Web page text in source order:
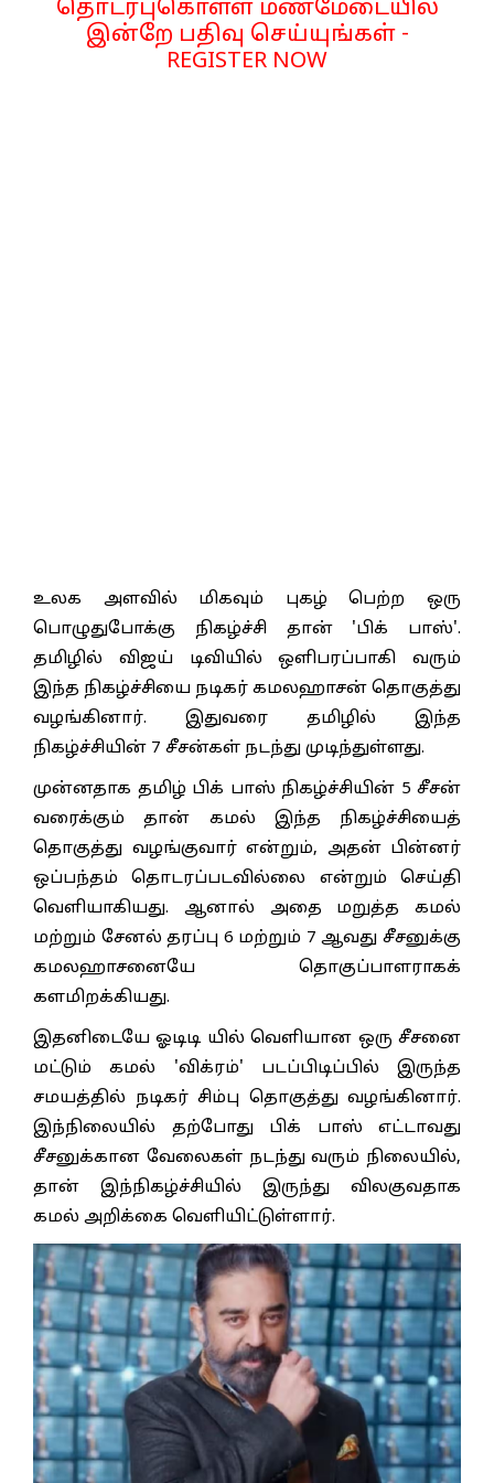
தொடர்புகொள்ள மணமேடையில்
இன்றே பதிவு செய்யுங்கள் -
REGISTER NOW
உலக அளவில் மிகவும் புகழ் பெற்ற ஒரு
பொழுதுபோக்கு நிகழ்ச்சி தான் 'பிக் பாஸ்'.
தமிழில் விஜய் டிவியில் ஒளிபரப்பாகி வரும்
இந்த நிகழ்ச்சியை நடிகர் கமலஹாசன் தொகுத்து
வழங்கினார். இதுவரை தமிழில் இந்த
நிகழ்ச்சியின் 7 சீசன்கள் நடந்து முடிந்துள்ளது.
முன்னதாக தமிழ் பிக் பாஸ் நிகழ்ச்சியின் 5 சீசன்
வரைக்கும் தான் கமல் இந்த நிகழ்ச்சியைத்
தொகுத்து வழங்குவார் என்றும், அதன் பின்னர்
ஒப்பந்தம் தொடரப்படவில்லை என்றும் செய்தி
வெளியாகியது. ஆனால் அதை மறுத்த கமல்
மற்றும் சேனல் தரப்பு 6 மற்றும் 7 ஆவது சீசனுக்கு
கமலஹாசனையே தொகுப்பாளராகக்
களமிறக்கியது.
இதனிடையே ஓடிடி யில் வெளியான ஒரு சீசனை
மட்டும் கமல் 'விக்ரம்' படப்பிடிப்பில் இருந்த
சமயத்தில் நடிகர் சிம்பு தொகுத்து வழங்கினார்.
இந்நிலையில் தற்போது பிக் பாஸ் எட்டாவது
சீசனுக்கான வேலைகள் நடந்து வரும் நிலையில்,
தான் இந்நிகழ்ச்சியில் இருந்து விலகுவதாக
கமல் அறிக்கை வெளியிட்டுள்ளார்.